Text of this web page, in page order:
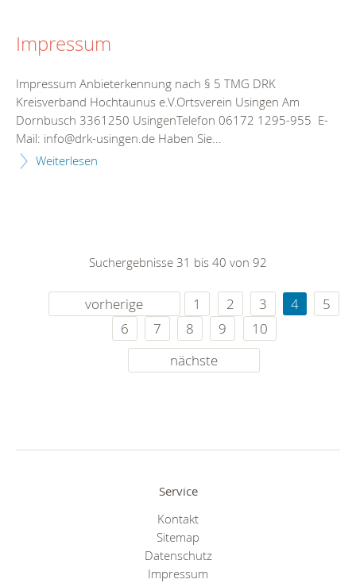
Impressum
Impressum Anbieterkennung nach § 5 TMG DRK
Kreisverband Hochtaunus e.V.Ortsverein Usingen Am
Dornbusch 3361250 UsingenTelefon 06172 1295-955 E-
Mail: info@drk-usingen.de Haben Sie...
Weiterlesen
Suchergebnisse 31 bis 40 von 92
vorherige 1 2 3 4
5
6
7 8 9
10
nächste
Service
Kontakt
Sitemap
Datenschutz
Impressum